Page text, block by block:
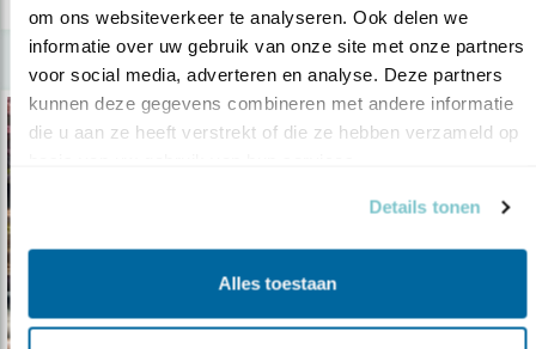
om ons websiteverkeer te analyseren. Ook delen we
informatie over uw gebruik van onze site met onze partners
voor social media, adverteren en analyse. Deze partners
kunnen deze gegevens combineren met andere informatie
die u aan ze heeft verstrekt of die ze hebben verzameld op
Details tonen
Alles toestaan